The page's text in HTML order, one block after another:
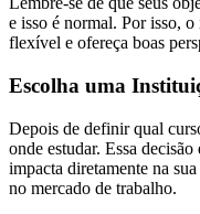
e isso é normal. Por isso,
flexível e ofereça boas
Escolha uma
Depois de definir qual
onde estudar. Essa
impacta diretamente na
no mercado de trabalho.